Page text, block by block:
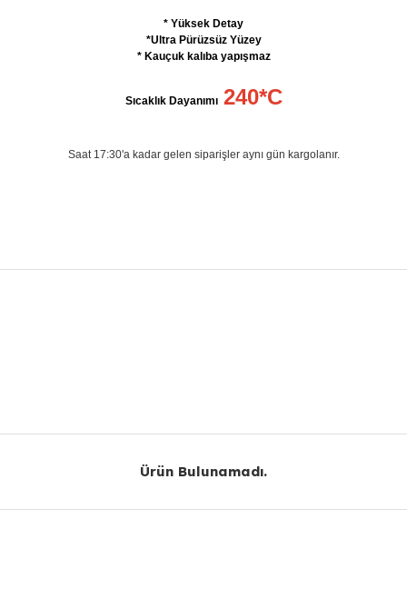
* Yüksek Detay
*Ultra Pürüzsüz Yüzey
* Kauçuk kalıba yapışmaz
Sıcaklık Dayanımı 240*C
Saat 17:30'a kadar gelen siparişler aynı gün kargolanır.
Ürün Bulunamadı.